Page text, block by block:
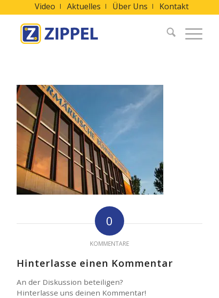
Video Aktuelles Über Uns Kontakt
0
KOMMENTARE
Hinterlasse einen Kommentar
An der Diskussion beteiligen?
Hinterlasse uns deinen Kommentar!